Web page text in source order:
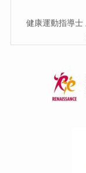
健康運動指導士